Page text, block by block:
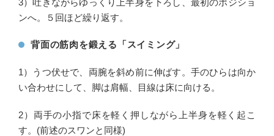
3）吐きながらゆっくり上半身を下ろし、最初のポジショ
ンへ。５回ほど繰り返す。
背面の筋肉を鍛える「スイミング」
1）うつ伏せで、両腕を斜め前に伸ばす。手のひらは向か
い合わせにして、脚は肩幅、目線は床に向ける。
2）両手の小指で床を軽く押しながら上半身を軽く起こ
す。(前述のスワンと同様)